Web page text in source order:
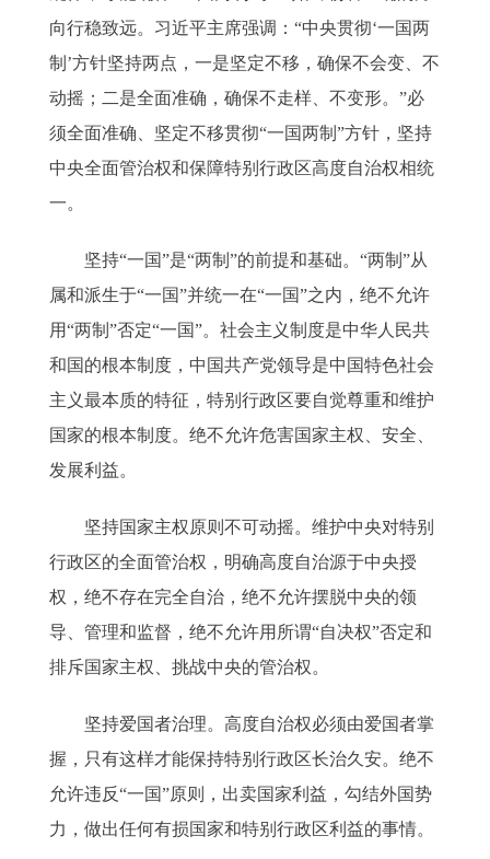
向行稳致远。习近平主席强调：“中央贯彻‘一国两
制’方针坚持两点，一是坚定不移，确保不会变、不
动摇；二是全面准确，确保不走样、不变形。”必
须全面准确、坚定不移贯彻“一国两制”方针，坚持
中央全面管治权和保障特别行政区高度自治权相统
一。
坚持“一国”是“两制”的前提和基础。“两制”从
属和派生于“一国”并统一在“一国”之内，绝不允许
用“两制”否定“一国”。社会主义制度是中华人民共
和国的根本制度，中国共产党领导是中国特色社会
主义最本质的特征，特别行政区要自觉尊重和维护
国家的根本制度。绝不允许危害国家主权、安全、
发展利益。
坚持国家主权原则不可动摇。维护中央对特别
行政区的全面管治权，明确高度自治源于中央授
权，绝不存在完全自治，绝不允许摆脱中央的领
导、管理和监督，绝不允许用所谓“自决权”否定和
排斥国家主权、挑战中央的管治权。
坚持爱国者治理。高度自治权必须由爱国者掌
握，只有这样才能保持特别行政区长治久安。绝不
允许违反“一国”原则，出卖国家利益，勾结外国势
力，做出任何有损国家和特别行政区利益的事情。